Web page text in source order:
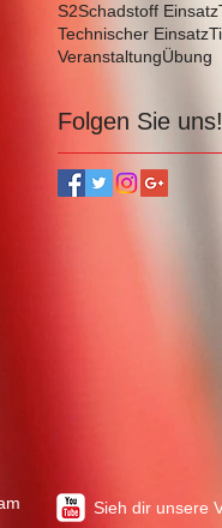
S2Schadstoff Einsatz
Technischer Einsatz
VeranstaltungÜbung
Folgen Sie uns!
Sieh dir unsere